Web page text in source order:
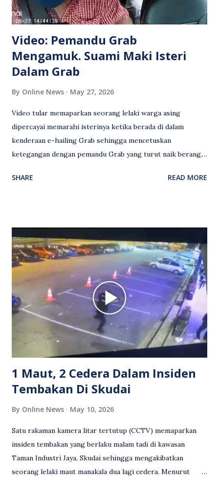
Video: Pemandu Grab
Mengamuk. Suami Maki Isteri
Dalam Grab
By Online News May 27, 2026
Video tular memaparkan seorang lelaki warga asing
dipercayai memarahi isterinya ketika berada di dalam
kenderaan e-hailing Grab sehingga mencetuskan
ketegangan dengan pemandu Grab yang turut naik berang.
antara seorang lelaki warga asing dengan pemandu Grab
Grab bertindak mempertahankan wanita terbabit sebelum
berlaku pertikaman lidah antara kedua-dua pihak. Video
berkenaan kini tular di media sosial dan mendapat pelbagai
reaksi orang ramai. Antara komen orang awam yang tular di
media sosial mengenai insiden tersebut ialah ramai yang
meluahkan rasa marah terhadap tindakan lelaki berkenaan
serta memuji pemandu Grab kerana campur tangan.
Sebahagian netizen turut meminta pihak berkuasa
mengambil tindakan tegas, manakala ada yang bersimpati
terhadap wanita dipercayai menjadi mangs...
SHARE READ MORE
1 Maut, 2 Cedera Dalam Insiden
Tembakan Di Skudai
By Online News May 10, 2026
Satu rakaman kamera litar tertutup (CCTV) memaparkan
insiden tembakan yang berlaku malam tadi di kawasan
Taman Industri Jaya, Skudai sehingga mengakibatkan
seorang lelaki maut manakala dua lagi cedera. Menurut